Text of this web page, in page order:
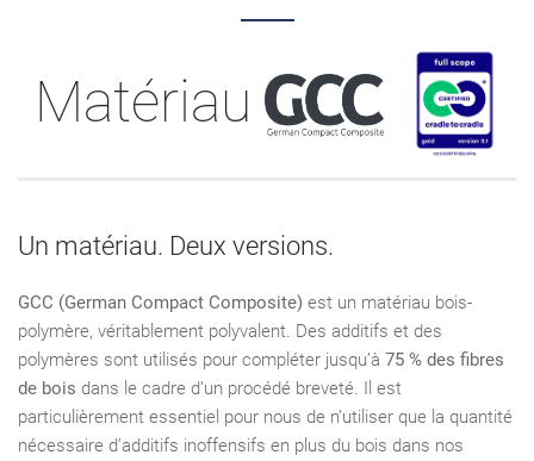
Matériau
Un matériau. Deux versions.
GCC (German Compact Composite) est un matériau bois-
polymère, véritablement polyvalent. Des additifs et des
polymères sont utilisés pour compléter jusqu’à 75 % des fibres
de bois dans le cadre d’un procédé breveté. Il est
particulièrement essentiel pour nous de n’utiliser que la quantité
nécessaire d’additifs inoffensifs en plus du bois dans nos